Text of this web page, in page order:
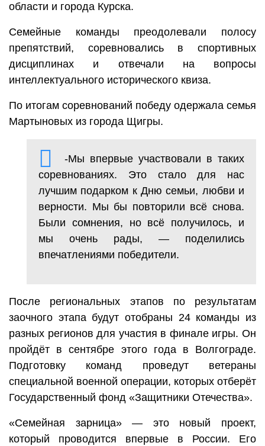
области и города Курска.
Семейные команды преодолевали полосу
препятствий, соревновались в спортивных
дисциплинах и отвечали на вопросы
интеллектуального исторического квиза.
По итогам соревнований победу одержала семья
Мартыновых из города Щигры.
-Мы впервые участвовали в таких
соревнованиях. Это стало для нас
лучшим подарком к Дню семьи, любви и
верности. Мы бы повторили всё снова.
Были сомнения, но всё получилось, и
мы очень рады, — поделились
впечатлениями победители.
После региональных этапов по результатам
заочного этапа будут отобраны 24 команды из
разных регионов для участия в финале игры. Он
пройдёт в сентябре этого года в Волгограде.
Подготовку команд проведут ветераны
специальной военной операции, которых отберёт
Государственный фонд «Защитники Отечества».
«Семейная зарница» — это новый проект,
который проводится впервые в России. Его